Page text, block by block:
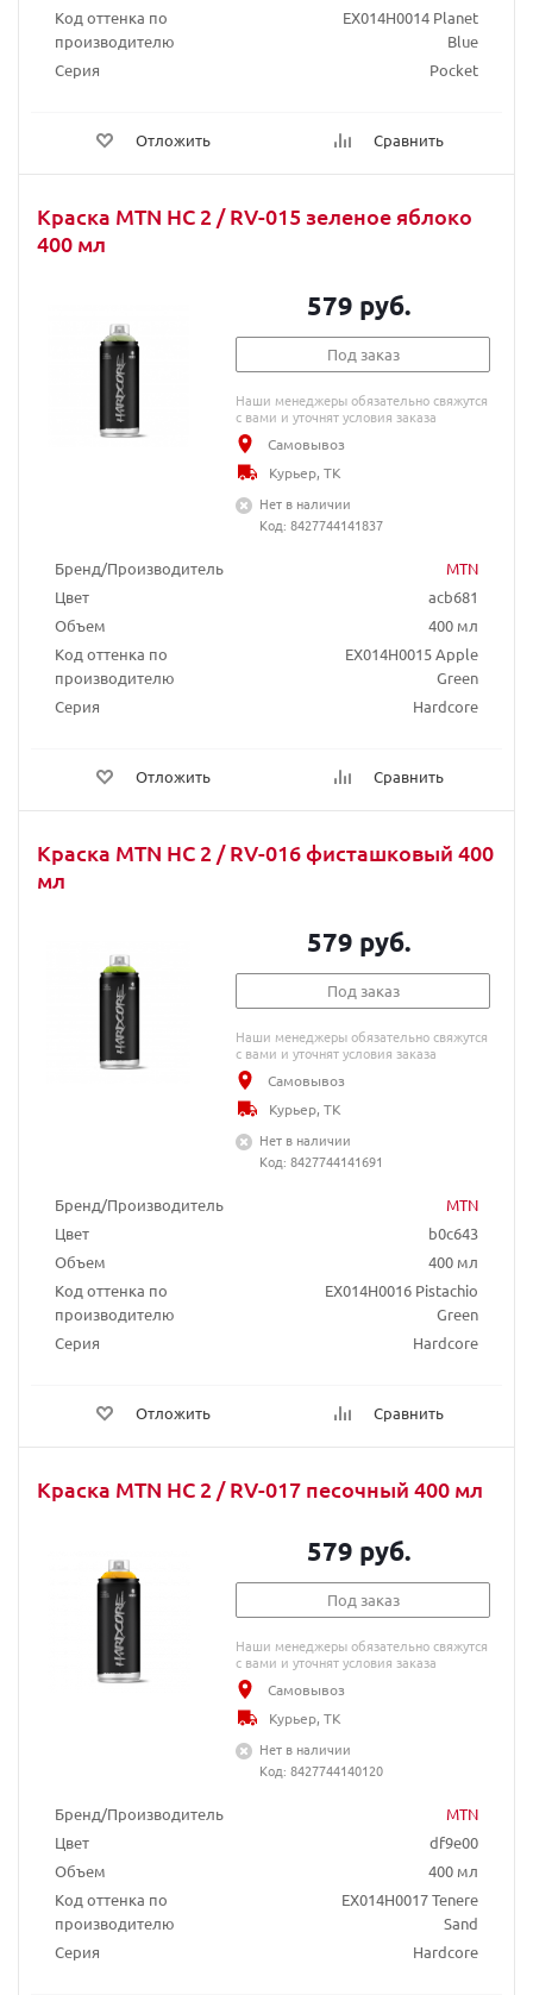
Код оттенка по
производителю
EX014H0014 Planet
Blue
Серия
Pocket
Отложить Сравнить
Краска MTN HC 2 / RV-015 зеленое яблоко
400 мл
Бренд/Производитель
MTN
Цвет
acb681
Объем
400 мл
Код оттенка по
производителю
EX014H0015 Apple
Green
Серия
Hardcore
Отложить Сравнить
579 руб.
Под заказ
Наши менеджеры обязательно свяжутся
с вами и уточнят условия заказа
Самовывоз
Курьер, ТК
Нет в наличии
Код: 8427744141837
Краска MTN HC 2 / RV-016 фисташковый 400
мл
Бренд/Производитель
MTN
Цвет
b0c643
Объем
400 мл
Код оттенка по
производителю
EX014H0016 Pistachio
Green
Серия
Hardcore
Отложить Сравнить
579 руб.
Под заказ
Наши менеджеры обязательно свяжутся
с вами и уточнят условия заказа
Самовывоз
Курьер, ТК
Нет в наличии
Код: 8427744141691
Краска MTN HC 2 / RV-017 песочный 400 мл
Бренд/Производитель
MTN
Цвет
df9e00
Объем
400 мл
Код оттенка по
производителю
EX014H0017 Tenere
Sand
Серия
Hardcore
579 руб.
Под заказ
Наши менеджеры обязательно свяжутся
с вами и уточнят условия заказа
Самовывоз
Курьер, ТК
Нет в наличии
Код: 8427744140120